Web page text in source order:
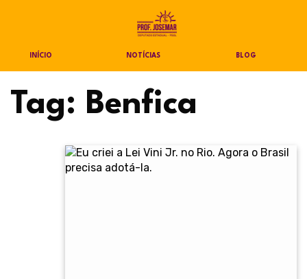
INÍCIO NOTÍCIAS BLOG
Tag: Benfica